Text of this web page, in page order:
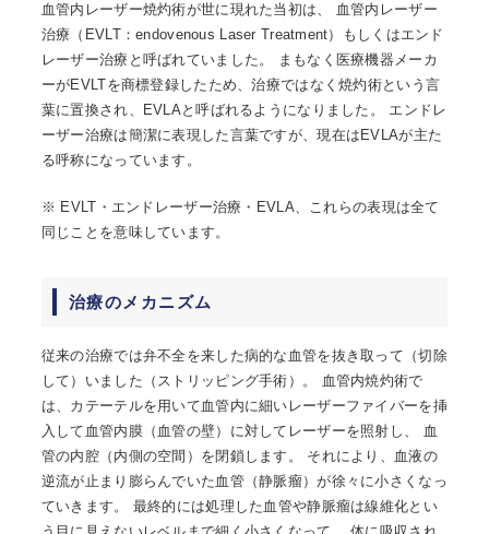
血管内レーザー焼灼術が世に現れた当初は、 血管内レーザー
治療（EVLT：endovenous Laser Treatment）もしくはエンド
レーザー治療と呼ばれていました。 まもなく医療機器メーカ
ーがEVLTを商標登録したため、治療ではなく焼灼術という言
葉に置換され、EVLAと呼ばれるようになりました。 エンドレ
ーザー治療は簡潔に表現した言葉ですが、現在はEVLAが主た
る呼称になっています。
※ EVLT・エンドレーザー治療・EVLA、これらの表現は全て
同じことを意味しています。
治療のメカニズム
従来の治療では弁不全を来した病的な血管を抜き取って（切除
して）いました（ストリッピング手術）。 血管内焼灼術で
は、カテーテルを用いて血管内に細いレーザーファイバーを挿
入して血管内膜（血管の壁）に対してレーザーを照射し、 血
管の内腔（内側の空間）を閉鎖します。 それにより、血液の
逆流が止まり膨らんでいた血管（静脈瘤）が徐々に小さくなっ
ていきます。 最終的には処理した血管や静脈瘤は線維化とい